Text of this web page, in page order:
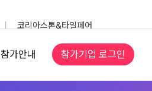
코리아스톤&타일페어
참가안내 참가기업 로그인